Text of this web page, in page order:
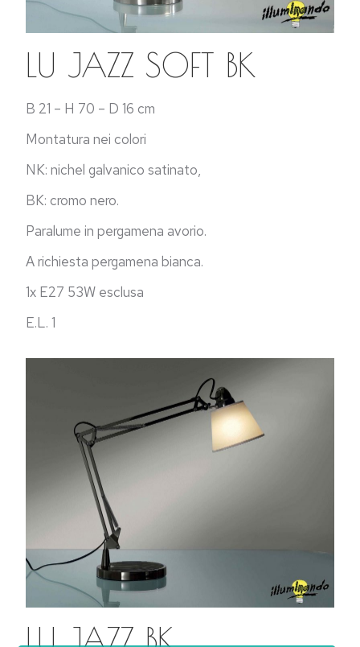
LU JAZZ SOFT BK
B 21 – H 70 – D 16 cm
Montatura nei colori
NK: nichel galvanico satinato,
BK: cromo nero.
Paralume in pergamena avorio.
A richiesta pergamena bianca.
1x E27 53W esclusa
E.L. 1